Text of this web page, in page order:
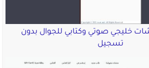
خليجي صوتي وكتابي للجوال بدون
تسجيل